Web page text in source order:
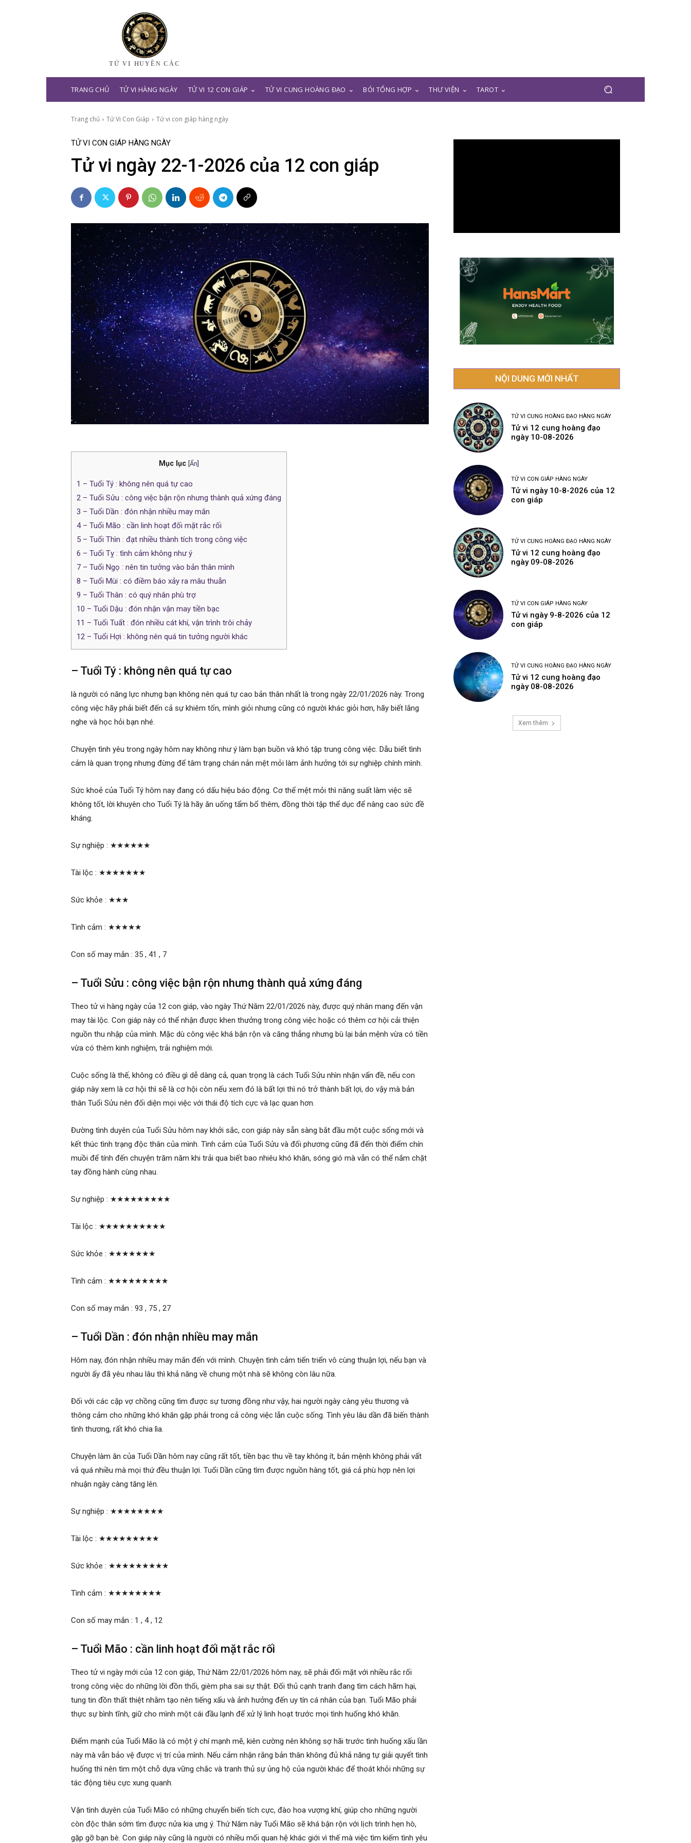
TỬ VI HUYỀN CÁC
TRANG CHỦ TỬ VI HÀNG NGÀY TỬ VI 12 CON GIÁP TỬ VI CUNG HOÀNG ĐẠO BÓI TỔNG HỢP THƯ VIỆN TAROT
Trang chủ Tử Vi Con Giáp Tử vi con giáp hàng ngày
TỬ VI CON GIÁP HÀNG NGÀY
Tử vi ngày 22-1-2026 của 12 con giáp
Mục lục Ẩn
1 – Tuổi Tý : không nên quá tự cao
2 – Tuổi Sửu : công việc bận rộn nhưng thành quả xứng đáng
3 – Tuổi Dần : đón nhận nhiều may mắn
4– Tuổi Mão : cần linh hoạt đối mặt rắc rối
5 – Tuổi Thìn : đạt nhiều thành tích trong công việc
6 – Tuổi Tỵ : tình cảm không như ý
7 – Tuổi Ngọ : nên tin tưởng vào bản thân mình
8 – Tuổi Mùi : có điềm báo xảy ra mâu thuẫn
9 – Tuổi Thân : có quý nhân phù trợ
10 – Tuổi Dậu : đón nhận vận may tiền bạc
11 – Tuổi Tuất : đón nhiều cát khí, vận trình trôi chảy
12 – Tuổi Hợi : không nên quá tin tưởng người khác
– Tuổi Tý : không nên quá tự cao
là người có năng lực nhưng bạn không nên quá tự cao bản thân nhất là trong ngày 22/01/2026 này. Trong
công việc hãy phải biết đến cả sự khiêm tốn, mình giỏi nhưng cũng có người khác giỏi hơn, hãy biết lắng
nghe và học hỏi bạn nhé.
Chuyện tình yêu trong ngày hôm nay không như ý làm bạn buồn và khó tập trung công việc. Dẫu biết tình
cảm là quan trọng nhưng đừng để tâm trạng chán nản mệt mỏi làm ảnh hưởng tới sự nghiệp chính mình.
Sức khoẻ của Tuổi Tý hôm nay đang có dấu hiệu báo động. Cơ thể mệt mỏi thì năng suất làm việc sẽ
không tốt, lời khuyên cho Tuổi Tý là hãy ăn uống tẩm bổ thêm, đồng thời tập thể dục để nâng cao sức đề
kháng.
Sự nghiệp : ★★★★★★
Tài lộc : ★★★★★★★
Sức khỏe : ★★★
Tình cảm : ★★★★★
Con số may mắn : 35 , 41 , 7
– Tuổi Sửu : công việc bận rộn nhưng thành quả xứng đáng
Theo tử vi hàng ngày của 12 con giáp, vào ngày Thứ Năm 22/01/2026 này, được quý nhân mang đến vận
may tài lộc. Con giáp này có thể nhận được khen thưởng trong công việc hoặc có thêm cơ hội cải thiện
nguồn thu nhập của mình. Mặc dù công việc khá bận rộn và căng thẳng nhưng bù lại bản mệnh vừa có tiền
vừa có thêm kinh nghiệm, trải nghiệm mới.
Cuộc sống là thế, không có điều gì dễ dàng cả, quan trọng là cách Tuổi Sửu nhìn nhận vấn đề, nếu con
giáp này xem là cơ hội thì sẽ là cơ hội còn nếu xem đó là bất lợi thì nó trở thành bất lợi, do vậy mà bản
thân Tuổi Sửu nên đối diện mọi việc với thái độ tích cực và lạc quan hơn.
Đường tình duyên của Tuổi Sửu hôm nay khởi sắc, con giáp này sẵn sàng bắt đầu một cuộc sống mới và
kết thúc tình trạng độc thân của mình. Tình cảm của Tuổi Sửu và đối phương cũng đã đến thời điểm chín
muồi để tính đến chuyện trăm năm khi trải qua biết bao nhiêu khó khăn, sóng gió mà vẫn có thể nắm chặt
tay đồng hành cùng nhau.
Sự nghiệp : ★★★★★★★★★
Tài lộc : ★★★★★★★★★★
Sức khỏe : ★★★★★★★
Tình cảm : ★★★★★★★★★
Con số may mắn : 93 , 75 , 27
– Tuổi Dần : đón nhận nhiều may mắn
Hôm nay, đón nhận nhiều may mắn đến với mình. Chuyện tình cảm tiến triển vô cùng thuận lợi, nếu bạn và
người ấy đã yêu nhau lâu thì khả năng về chung một nhà sẽ không còn lâu nữa.
Đối với các cặp vợ chồng cũng tìm được sự tương đồng như vậy, hai người ngày càng yêu thương và
thông cảm cho những khó khăn gặp phải trong cả công việc lẫn cuộc sống. Tình yêu lâu dần đã biến thành
tình thương, rất khó chia lìa.
Chuyện làm ăn của Tuổi Dần hôm nay cũng rất tốt, tiền bạc thu về tay không ít, bản mệnh không phải vất
vả quá nhiều mà mọi thứ đều thuận lợi. Tuổi Dần cũng tìm được nguồn hàng tốt, giá cả phù hợp nên lợi
nhuận ngày càng tăng lên.
Sự nghiệp : ★★★★★★★★
Tài lộc : ★★★★★★★★★
Sức khỏe : ★★★★★★★★★
Tình cảm : ★★★★★★★★
Con số may mắn : 1 , 4 , 12
– Tuổi Mão : cần linh hoạt đối mặt rắc rối
Theo tử vi ngày mới của 12 con giáp, Thứ Năm 22/01/2026 hôm nay, sẽ phải đối mặt với nhiều rắc rối
trong công việc do những lời đồn thổi, gièm pha sai sự thật. Đối thủ cạnh tranh đang tìm cách hãm hại,
tung tin đồn thất thiệt nhằm tạo nên tiếng xấu và ảnh hưởng đến uy tín cá nhân của bạn. Tuổi Mão phải
thực sự bình tĩnh, giữ cho mình một cái đầu lạnh để xử lý linh hoạt trước mọi tình huống khó khăn.
Điểm mạnh của Tuổi Mão là có một ý chí mạnh mẽ, kiên cường nên không sợ hãi trước tình huống xấu lần
này mà vẫn bảo vệ được vị trí của mình. Nếu cảm nhận rằng bản thân không đủ khả năng tự giải quyết tình
huống thì nên tìm một chỗ dựa vững chắc và tranh thủ sự ủng hộ của người khác để thoát khỏi những sự
tác động tiêu cực xung quanh.
Vận tình duyên của Tuổi Mão có những chuyển biến tích cực, đào hoa vượng khí, giúp cho những người
còn độc thân sớm tìm được nửa kia ưng ý. Thứ Năm này Tuổi Mão sẽ khá bận rộn với lịch trình hẹn hò,
gặp gỡ bạn bè. Con giáp này cũng là người có nhiều mối quan hệ khác giới vì thế mà việc tìm kiếm tình yêu
NỘI DUNG MỚI NHẤT
TỬ VI CUNG HOÀNG ĐẠO HÀNG NGÀY
Tử vi 12 cung hoàng đạo
ngày 10-08-2026
TỬ VI CON GIÁP HÀNG NGÀY
Tử vi ngày 10-8-2026 của 12
con giáp
TỬ VI CUNG HOÀNG ĐẠO HÀNG NGÀY
Tử vi 12 cung hoàng đạo
ngày 09-08-2026
TỬ VI CON GIÁP HÀNG NGÀY
Tử vi ngày 9-8-2026 của 12
con giáp
TỬ VI CUNG HOÀNG ĐẠO HÀNG NGÀY
Tử vi 12 cung hoàng đạo
ngày 08-08-2026
Xem thêm